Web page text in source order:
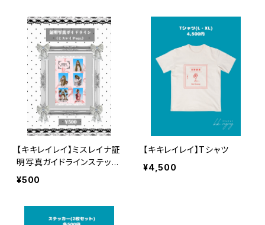
【キキレイレイ】ミスレイナ証
明写真ガイドラインステッカ
ー
¥500
【キキレイレイ】Tシャツ
¥4,500